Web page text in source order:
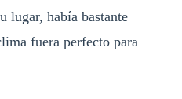
lugar, había bastante
fuera perfecto para